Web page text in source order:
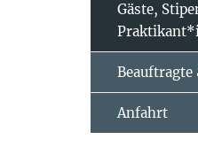
Gäste,
Beauftragte
Anfahrt